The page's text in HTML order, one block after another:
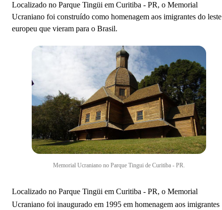
Memorial Árabe
Panteon dos Heroes
Memorial Africano
Memorial da Imigração Polonesa
Memorial Paranista
Casa do Imigrante
Mais memoriais no Paraná
Localizado no Parque Tingüi em Curitiba - PR, o Memorial
Ucraniano foi construído como homenagem aos imigrantes do leste
europeu que vieram para o Brasil.
Memorial Ucraniano no Parque Tingui de Curitiba - PR.
Localizado no Parque Tingüi em Curitiba - PR, o Memorial
Ucraniano foi inaugurado em 1995 em homenagem aos imigrantes